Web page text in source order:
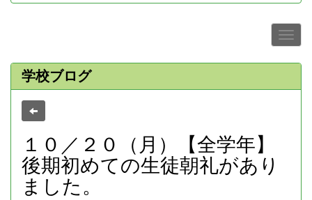
学校ブログ
１０／２０（月）【全学年】
後期初めての生徒朝礼があり
ました。